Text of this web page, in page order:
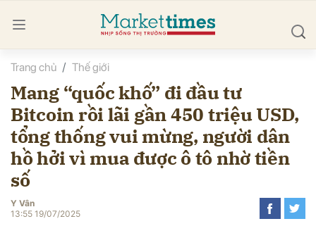
Trang chủ Thế giới
Mang “quốc khố” đi đầu tư
Bitcoin rồi lãi gần 450 triệu USD,
tổng thống vui mừng, người dân
hồ hởi vì mua được ô tô nhờ tiền
số
Y Vân
13:55 19/07/2025
luận